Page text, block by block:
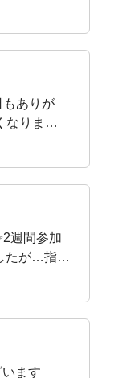
ありが
なりまし
つかり
す。来
よろしく
週間参加
たが…指の
毎日やっ
かなり曲
が合いの
きてい
かだけど
ます